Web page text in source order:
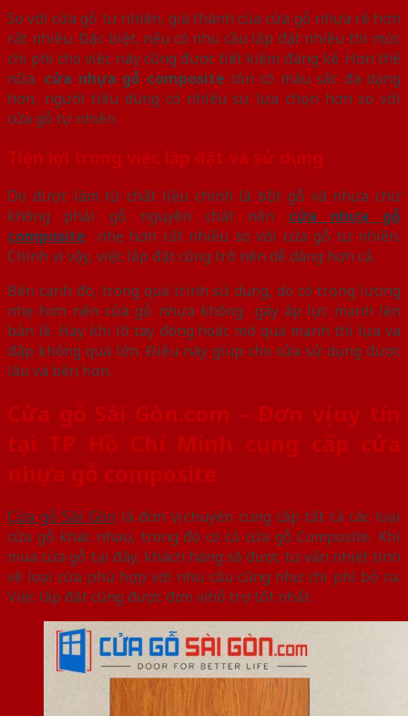
So với cửa gỗ tự nhiên, giá thành của cửa gỗ nhựa rẻ hơn
rất nhiều. Đặc biệt, nếu có nhu cầu lắp đặt nhiều thì mức
chi phí cho việc này cũng được tiết kiệm đáng kể. Hơn thế
nữa, cửa nhựa gỗ composite còn có màu sắc đa dạng
hơn, người tiêu dùng có nhiều sự lựa chọn hơn so với
cửa gỗ tự nhiên.
Tiện lợi trong việc lắp đặt và sử dụng
Do được làm từ chất liệu chính là bột gỗ và nhựa chứ
không phải gỗ nguyên chất nên cửa nhựa gỗ
composite nhẹ hơn rất nhiều so với cửa gỗ tự nhiên.
Chính vì vậy, việc lắp đặt cũng trở nên dễ dàng hơn cả.
Bên cạnh đó, trong quá trình sử dụng, do có trọng lượng
nhẹ hơn nên cửa gỗ nhựa không gây áp lực mạnh lên
bản lề. Hay khi lỡ tay đóng hoặc mở quá mạnh thì lựa va
đập không quá lớn. Điều này giúp cho cửa sử dụng được
lâu và bền hơn.
Cửa gỗ Sài Gòn.com – Đơn vị uy tín
tại TP Hồ Chí Minh cung cấp cửa
nhựa gỗ composite
Cửa gỗ Sài Gòn là đơn vị chuyên cung cấp tất cả các loại
cửa gỗ khác nhau, trong đó có cả cửa gỗ Composite. Khi
mua cửa gỗ tại đây, khách hàng sẽ được tư vấn nhiệt tình
về loại cửa phù hợp với nhu cầu cũng như chi phí bỏ ra.
Việc lắp đặt cũng được đơn vị hỗ trợ tốt nhất.